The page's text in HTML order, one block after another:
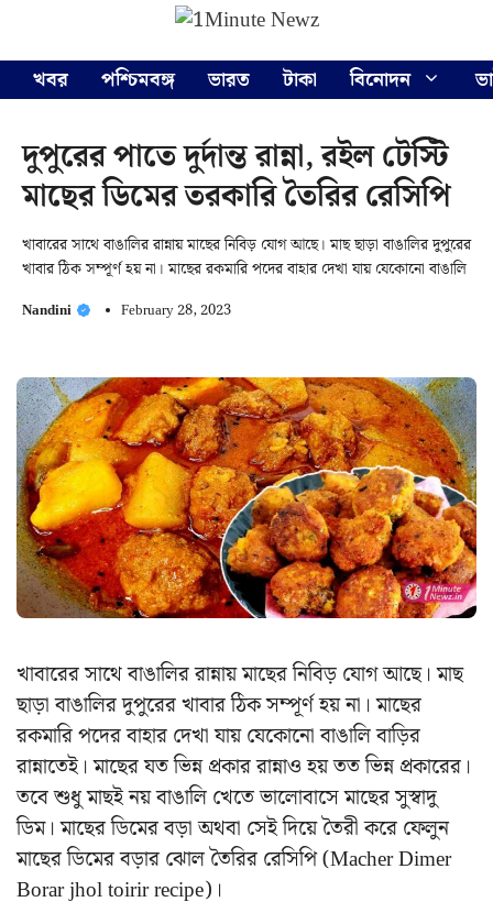
content
খবর
পশ্চিমবঙ্গ ভারত টাকা বিনোদন
দুপুরের পাতে দুর্দান্ত রান্না, রইল টেস্টি
মাছের ডিমের তরকারি তৈরির রেসিপি
খাবারের সাথে বাঙালির রান্নায় মাছের নিবিড় যোগ আছে। মাছ ছাড়া বাঙালির দুপুরের
খাবার ঠিক সম্পূর্ণ হয় না। মাছের রকমারি পদের বাহার দেখা যায় যেকোনো বাঙালি
Nandini February 28, 2023
খাবারের সাথে বাঙালির রান্নায় মাছের নিবিড় যোগ আছে। মাছ
ছাড়া বাঙালির দুপুরের খাবার ঠিক সম্পূর্ণ হয় না। মাছের
রকমারি পদের বাহার দেখা যায় যেকোনো বাঙালি বাড়ির
রান্নাতেই। মাছের যত ভিন্ন প্রকার রান্নাও হয় তত ভিন্ন প্রকারের।
তবে শুধু মাছই নয় বাঙালি খেতে ভালোবাসে মাছের সুস্বাদু
ডিম। মাছের ডিমের বড়া অথবা সেই দিয়ে তৈরী করে ফেলুন
মাছের ডিমের বড়ার ঝোল তৈরির রেসিপি (Macher Dimer
Borar jhol toirir recipe)।